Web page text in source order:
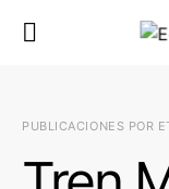
PUBLICACIONES POR